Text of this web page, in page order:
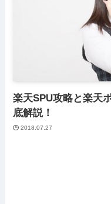
楽天SPU攻略と楽天
底解説！
2018.07.27